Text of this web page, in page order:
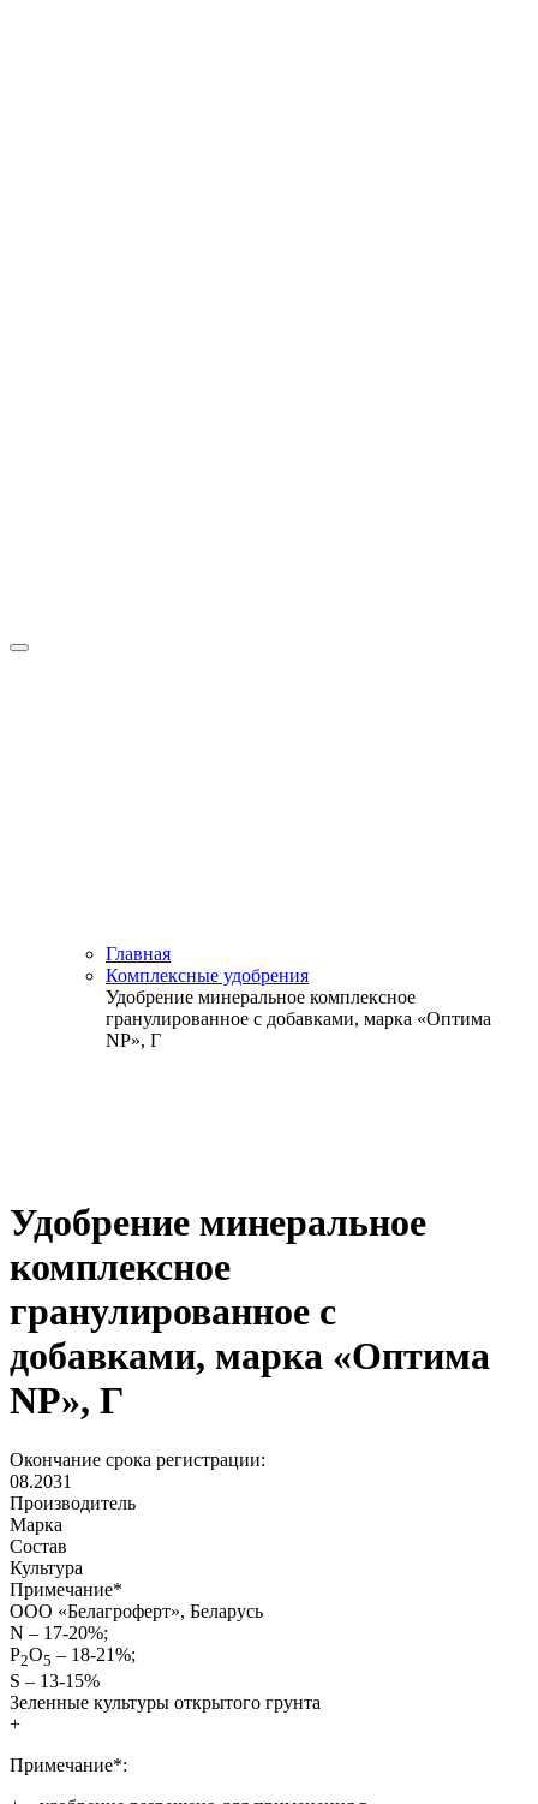
Главная
Комплексные удобрения
Удобрение минеральное комплексное
гранулированное с добавками, марка «Оптима
NP», Г
Удобрение минеральное
комплексное
гранулированное с
добавками, марка «Оптима
NP», Г
Окончание срока регистрации:
08.2031
Производитель
Марка
Состав
Культура
Примечание*
ООО «Белагроферт», Беларусь
N – 17-20%;
P2O5 – 18-21%;
S – 13-15%
Зеленные культуры открытого грунта
+
Примечание*: